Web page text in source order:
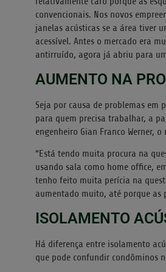
convencionais. Nos novos
janelas acústicas se a área tiver
acessível. Antes o mercado era
antirruído, agora já abriu para
AUMENTO NA
Seja por causa de problemas em
para quem precisa trabalhar, a
engenheiro Gian Franco Werner,
“Está tendo muita procura na
usando sala como home office,
tenho feito muita perícia na
aumentado muito, até porque as
ISOLAMENTO
Há diferença entre isolamento
que pode confundir condôminos